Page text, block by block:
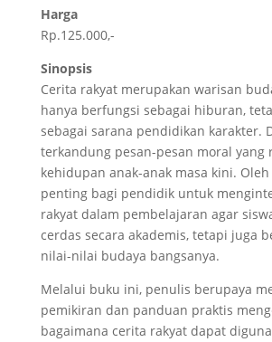
Harga
Rp.125.000,-
Sinopsis
Cerita rakyat merupakan warisan
hanya berfungsi sebagai hiburan,
sebagai sarana pendidikan karakter.
terkandung pesan-pesan moral yang
kehidupan anak-anak masa kini.
penting bagi pendidik untuk
rakyat dalam pembelajaran agar
cerdas secara akademis, tetapi juga
nilai-nilai budaya bangsanya.
Melalui buku ini, penulis berupaya
pemikiran dan panduan praktis
bagaimana cerita rakyat dapat